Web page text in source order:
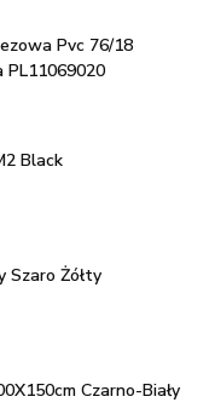
Pvc 76/18
PL11069020
Black
Szaro Żółty
Czarno-Biały